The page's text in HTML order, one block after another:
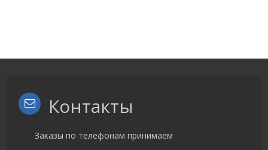
Контакты
Заказы по телефонам принимаем